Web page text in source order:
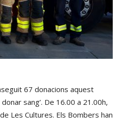
67 donacions aquest
sang’. De 16.00 a 21.00h,
Les Cultures. Els Bombers han